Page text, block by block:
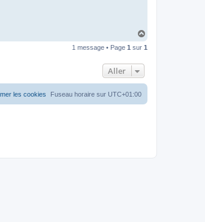
u
1 message • Page 1 sur 1
Aller
Fuseau horaire sur UTC+01:00
les cookies